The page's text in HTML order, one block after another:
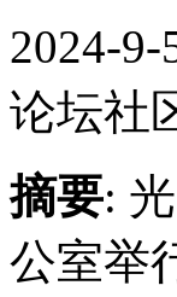
2024-9-
论坛社
摘要:
公室举